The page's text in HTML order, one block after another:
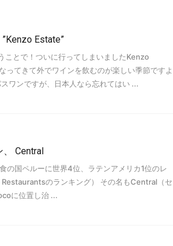
Estate”
ことで！ついに行ってしまいましたKenzo
てきて外でワインを飲むのが楽しい季節ですよ
ワンですが、日本人なら忘れてはい ...
、 Central
の国ペルーに世界4位、ラテンアメリカ1位のレ
のランキング） その名もCentral（セ
に位置し治 ...